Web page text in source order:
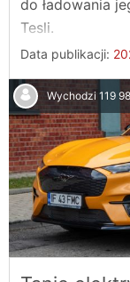
do ładowania
Tesli.
Data publikacji:
Wychodzi 119